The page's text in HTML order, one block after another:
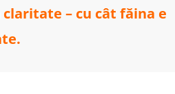
– cu cât făina e